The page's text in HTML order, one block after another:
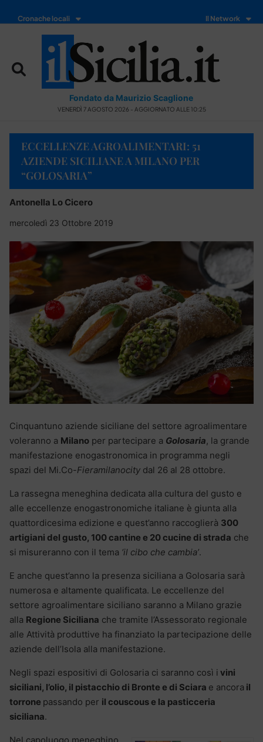
Cronache locali Il Network
Fondato da Maurizio Scaglione
VENERDÌ 7 AGOSTO 2026 - AGGIORNATO ALLE 10:25
ECCELLENZE AGROALIMENTARI: 51
AZIENDE SICILIANE A MILANO PER
“GOLOSARIA”
Antonella Lo Cicero
mercoledì 23 Ottobre 2019
Cinquantuno aziende siciliane del settore agroalimentare
voleranno a Milano per partecipare a Golosaria, la grande
manifestazione enogastronomica in programma negli
spazi del Mi.Co-Fieramilanocity dal 26 al 28 ottobre.
La rassegna meneghina dedicata alla cultura del gusto e
alle eccellenze enogastronomiche italiane è giunta alla
quattordicesima edizione e quest’anno raccoglierà 300
artigiani del gusto, 100 cantine e 20 cucine di strada che
si misureranno con il tema ‘il cibo che cambia’.
E anche quest’anno la presenza siciliana a Golosaria sarà
numerosa e altamente qualificata. Le eccellenze del
settore agroalimentare siciliano saranno a Milano grazie
alla Regione Siciliana che tramite l’Assessorato regionale
alle Attività produttive ha finanziato la partecipazione delle
aziende dell’Isola alla manifestazione.
Negli spazi espositivi di Golosaria ci saranno così i vini
siciliani, l’olio, il pistacchio di Bronte e di Sciara e ancora il
torrone passando per il couscous e la pasticceria
siciliana.